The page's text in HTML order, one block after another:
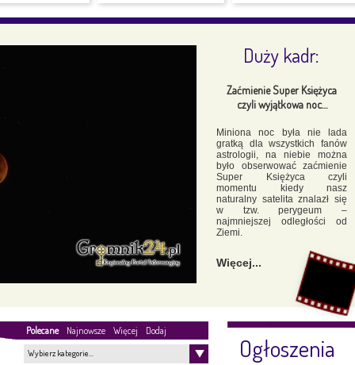
Duży kadr:
Zaćmienie Super Księżyca
czyli wyjątkowa noc…
Miniona noc była nie lada
gratką dla wszystkich fanów
astrologii, na niebie można
było obserwować zaćmienie
Super Księżyca czyli
momentu kiedy nasz
naturalny satelita znalazł się
w tzw. perygeum –
najmniejszej odległości od
Ziemi.
Więcej...
Polecane Najnowsze Więcej Dodaj
Wybierz kategorie… Ogłoszenia